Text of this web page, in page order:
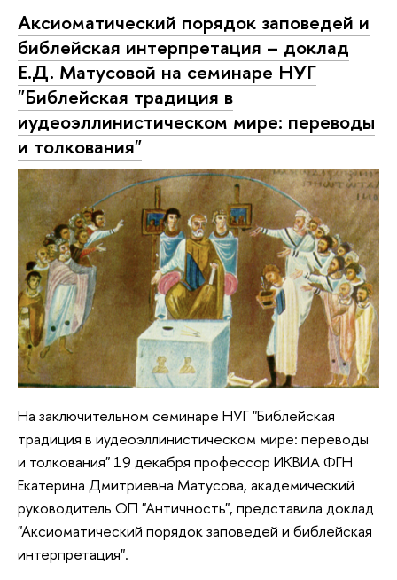
Аксиоматический порядок заповедей и
библейская интерпретация – доклад
Е.Д. Матусовой на семинаре НУГ
"Библейская традиция в
иудеоэллинистическом мире: переводы
и толкования"
На заключительном семинаре НУГ "Библейская
традиция в иудеоэллинистическом мире: переводы
и толкования" 19 декабря профессор ИКВИА ФГН
Екатерина Дмитриевна Матусова, академический
руководитель ОП "Античность", представила доклад
"Аксиоматический порядок заповедей и библейская
интерпретация".